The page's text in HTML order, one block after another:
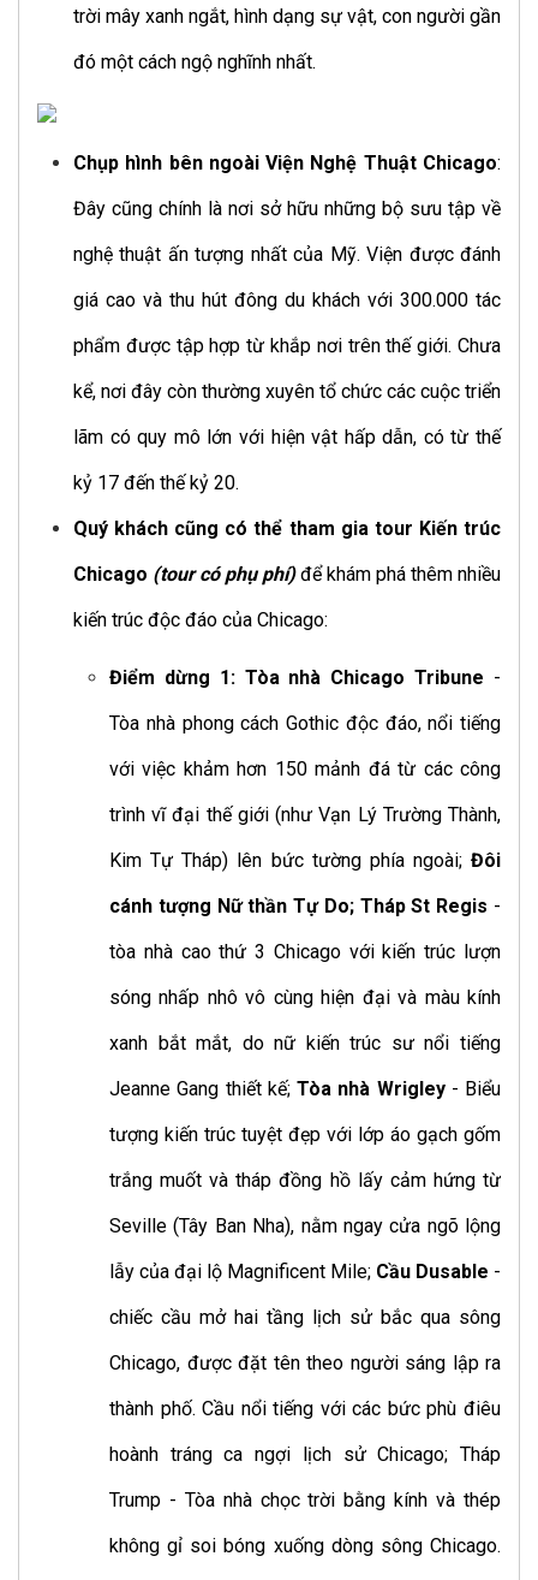
trời mây xanh ngắt, hình dạng sự vật, con người gần
đó một cách ngộ nghĩnh nhất.
Chụp hình bên ngoài Viện Nghệ Thuật Chicago:
Đây cũng chính là nơi sở hữu những bộ sưu tập về
nghệ thuật ấn tượng nhất của Mỹ. Viện được đánh
giá cao và thu hút đông du khách với 300.000 tác
phẩm được tập hợp từ khắp nơi trên thế giới. Chưa
kể, nơi đây còn thường xuyên tổ chức các cuộc triển
lãm có quy mô lớn với hiện vật hấp dẫn, có từ thế
kỷ 17 đến thế kỷ 20.
Quý khách cũng có thể tham gia tour Kiến trúc
Chicago (tour có phụ phí)để khám phá thêm nhiều
kiến trúc độc đáo của Chicago:
Điểm dừng 1: Tòa nhà Chicago Tribune -
Tòa nhà phong cách Gothic độc đáo, nổi tiếng
với việc khảm hơn 150 mảnh đá từ các công
trình vĩ đại thế giới (như Vạn Lý Trường Thành,
Kim Tự Tháp) lên bức tường phía ngoài; Đôi
cánh tượng Nữ thần Tự Do; Tháp St Regis -
tòa nhà cao thứ 3 Chicago với kiến trúc lượn
sóng nhấp nhô vô cùng hiện đại và màu kính
xanh bắt mắt, do nữ kiến trúc sư nổi tiếng
Jeanne Gang thiết kế; Tòa nhà Wrigley- Biểu
tượng kiến trúc tuyệt đẹp với lớp áo gạch gốm
trắng muốt và tháp đồng hồ lấy cảm hứng từ
Seville (Tây Ban Nha), nằm ngay cửa ngõ lộng
lẫy của đại lộ Magnificent Mile; Cầu Dusable -
chiếc cầu mở hai tầng lịch sử bắc qua sông
Chicago, được đặt tên theo người sáng lập ra
thành phố. Cầu nổi tiếng với các bức phù điêu
hoành tráng ca ngợi lịch sử Chicago; Tháp
Trump - Tòa nhà chọc trời bằng kính và thép
không gỉ soi bóng xuống dòng sông Chicago.